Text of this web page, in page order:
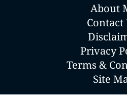
About
Contact
Privacy
Terms &
Site